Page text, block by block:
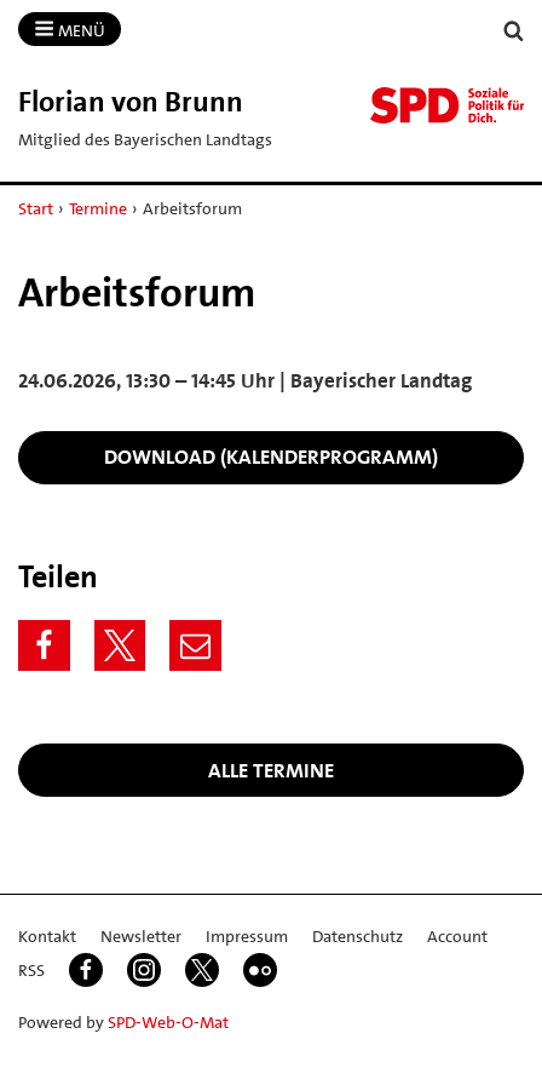
MENÜ
Florian von Brunn
Mitglied des Bayerischen Landtags
Start › Termine › Arbeitsforum
Arbeitsforum
24.06.2026, 13:30 – 14:45 Uhr | Bayerischer Landtag
DOWNLOAD (KALENDERPROGRAMM)
Teilen
ALLE TERMINE
Kontakt Newsletter Impressum Datenschutz
Account
RSS
Powered bySPD-Web-O-Mat